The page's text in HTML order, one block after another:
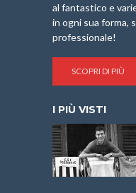
al fantastico e
in ogni sua forma,
professionale!
SCOPRI DI PIÙ
I PIÙ VISTI